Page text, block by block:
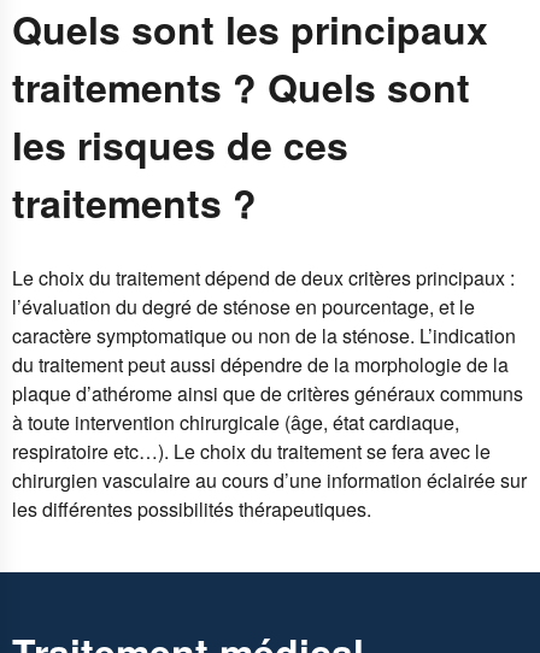
Quels sont les principaux
traitements ? Quels sont
les risques de ces
traitements ?
Le choix du traitement dépend de deux critères principaux :
l’évaluation du degré de sténose en pourcentage, et le
caractère symptomatique ou non de la sténose. L’indication
du traitement peut aussi dépendre de la morphologie de la
plaque d’athérome ainsi que de critères généraux communs
à toute intervention chirurgicale (âge, état cardiaque,
respiratoire etc…). Le choix du traitement se fera avec le
chirurgien vasculaire au cours d’une information éclairée sur
les différentes possibilités thérapeutiques.